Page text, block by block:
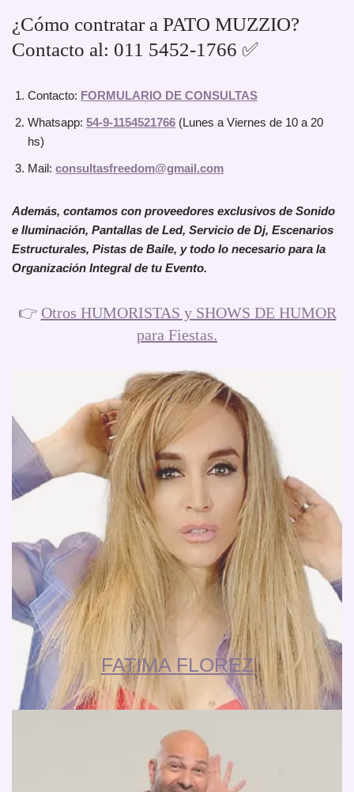
¿Cómo contratar a PATO MUZZIO?
Contacto al: 011 5452-1766 ✅
Contacto: FORMULARIO DE CONSULTAS
Whatsapp: 54-9-1154521766 (Lunes a Viernes de 10 a 20
hs)
Mail: consultasfreedom@gmail.com
Además, contamos con proveedores exclusivos de Sonido
e Iluminación, Pantallas de Led, Servicio de Dj, Escenarios
Estructurales, Pistas de Baile, y todo lo necesario para la
Organización Integral de tu Evento.
👉 Otros HUMORISTAS y SHOWS DE HUMOR
para Fiestas.
FATIMA FLOREZ